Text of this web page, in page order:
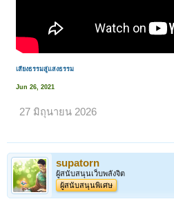
เสียงธรรมสู่แสงธรรม
Jun 26, 2021
27 มิถุนายน 2026
supatorn
ผู้สนับสนุนเว็บพลังจิต
ผู้สนับสนุนพิเศษ